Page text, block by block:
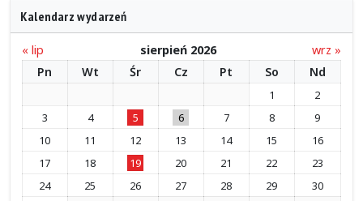
Kalendarz wydarzeń
« lip sierpień 2026
wrz »
Pn
Wt Śr Cz Pt So Nd
1
2
3
4 5 6 7 8
9
10
11 12 13 14 15
16
17
18 19 20 21 22
23
24
25 26 27 28 29
30